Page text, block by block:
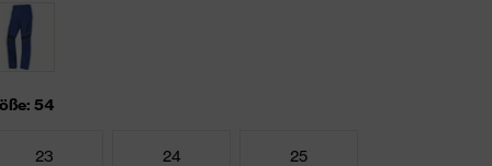
54
23 24 25